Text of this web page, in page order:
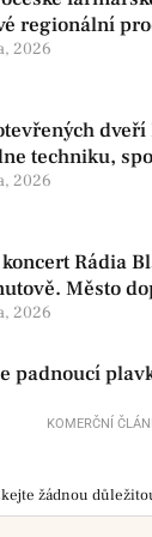
regionální
se konají
2026
dveří
techniku,
vozy
2026
Rádia
Město
2026
padnoucí
KOMERČNÍ
žádnou